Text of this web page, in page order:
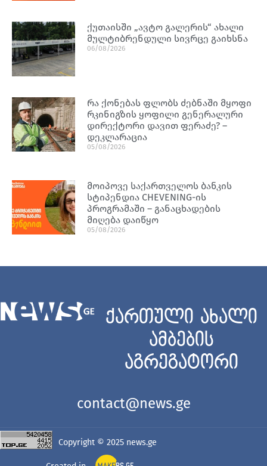
ქუთაისში „ავტო გალერის“ ახალი
მულტიბრენდული სივრცე გაიხსნა
06/08/2026
რა ქონებას ფლობს ძებნაში მყოფი
რკინიგზის ყოფილი გენერალური
დირექტორი დავით ფერაძე? –
დეკლარაცია
05/08/2026
მოიპოვე საქართველოს ბანკის
სტიპენდია CHEVENING-ის
პროგრამაში – განაცხადების
მიღება დაიწყო
05/08/2026
ქართული ახალი
ამბების
აგრეგატორი
contact@news.ge
Copyright © 2025 news.ge